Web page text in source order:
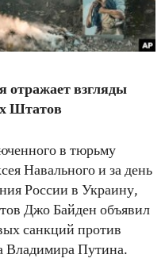
отражает взгляды
Штатов
в тюрьму
Навального и за день
России в Украину,
Джо Байден объявил
санкций против
Владимира Путина.